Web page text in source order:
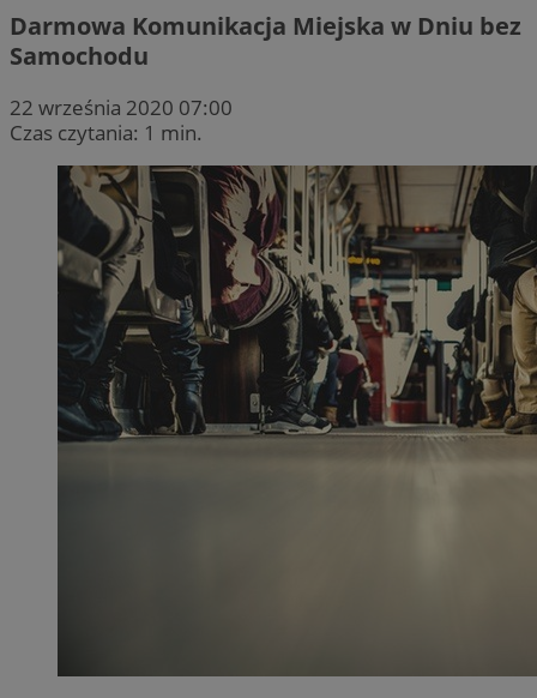
Darmowa Komunikacja Miejska w Dniu bez
Samochodu
22 września 2020 07:00
Czas czytania: 1 min.